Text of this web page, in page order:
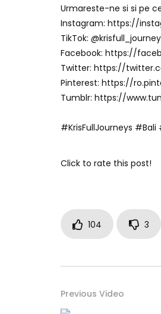
Urmareste-ne si si pe
Instagram: https://
TikTok:
Facebook: https://
Twitter: https://
Pinterest: https://
Tumblr: https://
#KrisFullJourneys #Bali
Click to rate this post!
104 3
Previous Video